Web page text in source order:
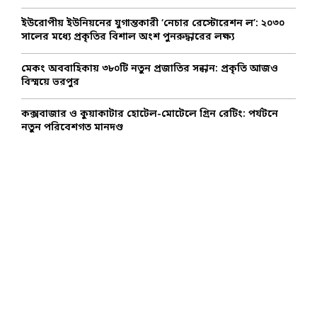
ইউরোপীয় ইউনিয়নের যুগান্তকারী ‘নেচার রেস্টোরেশন ল’: ২০৩০
সালের মধ্যে প্রকৃতির বিশাল অংশ পুনরুদ্ধারের লক্ষ্য
মেকং অববাহিকায় ৩৮০টি নতুন প্রজাতির সন্ধান: প্রকৃতি আজও
বিস্ময়ে ভরপুর
কক্সবাজার ও কুয়াকাটার হোটেল-মোটেলে গ্রিন রেটিং: পর্যটনে
নতুন পরিবেশগত মানদণ্ড